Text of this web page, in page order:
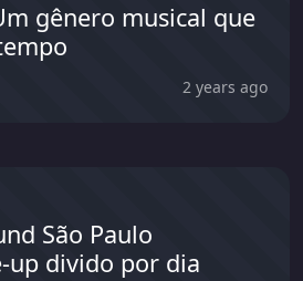
gênero musical que
2 years ago
São Paulo
up divido por dia